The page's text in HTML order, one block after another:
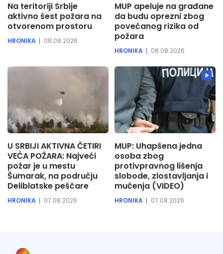
Na teritoriji Srbije
aktivno šest požara na
otvorenom prostoru
HRONIKA 08.08.2026
MUP apeluje na građane
da budu oprezni zbog
povećanog rizika od
požara
HRONIKA 08.08.2026
U SRBIJI AKTIVNA ČETIRI
VEĆA POŽARA: Najveći
požar je u mestu
Šumarak, na području
Deliblatske peščare
HRONIKA 07.08.2026
MUP: Uhapšena jedna
osoba zbog
protivpravnog lišenja
slobode, zlostavljanja i
mučenja (VIDEO)
HRONIKA 07.08.2026